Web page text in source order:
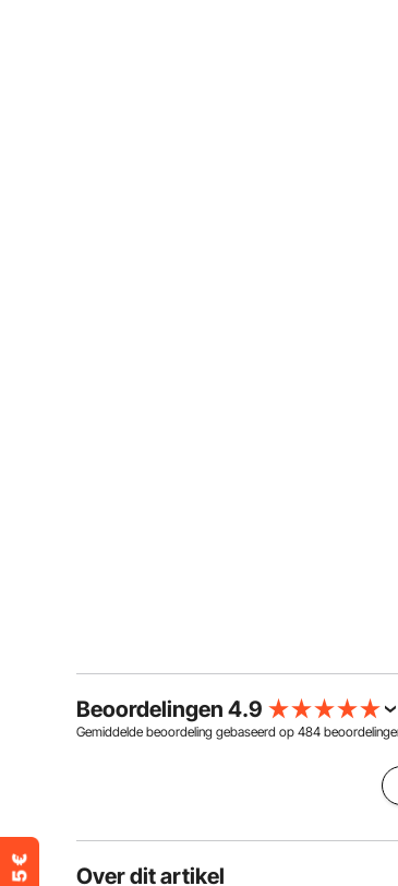
Beoordelingen 4.9
Gemiddelde beoordeling gebaseerd op 484
Over dit artikel